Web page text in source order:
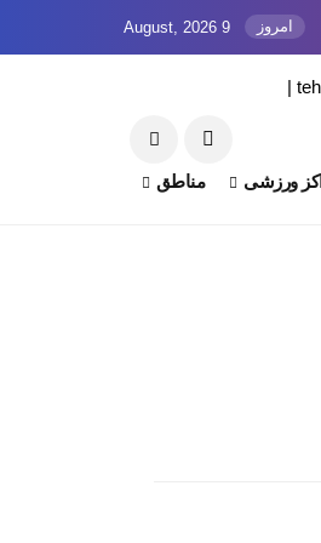
امروز 9 August, 2026
ورزشی مناطق